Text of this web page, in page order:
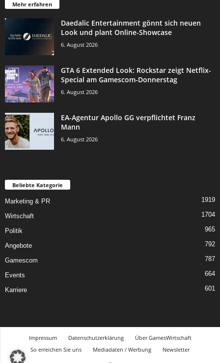
Mehr erfahren
Daedalic Entertainment gönnt sich neuen
Look und plant Online-Showcase
6. August 2026
GTA 6 Extended Look: Rockstar zeigt Netflix-
Special am Gamescom-Donnerstag
6. August 2026
EA-Agentur Apollo GG verpflichtet Franz
Mann
6. August 2026
Beliebte Kategorie
Marketing & PR 1919
Wirtschaft 1704
Politik 965
Angebote 792
Gamescom 787
Events 664
Karriere 601
Impressum Datenschutzerklärung
Über GamesWirtschaft
So erreichen Sie uns
Mediadaten / Werbung
Newsletter